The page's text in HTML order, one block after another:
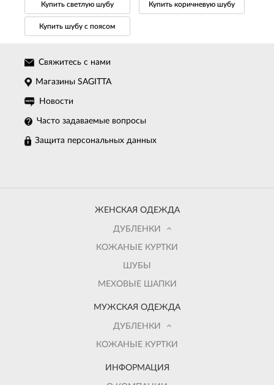
Купить светлую шубу Купить коричневую шубу
Купить шубу с поясом
Свяжитесь с нами
Магазины SAGITTA
Новости
Часто задаваемые вопросы
Защита персональных данных
ЖЕНСКАЯ ОДЕЖДА
ДУБЛЕНКИ
КОЖАНЫЕ КУРТКИ
ШУБЫ
МЕХОВЫЕ ШАПКИ
МУЖСКАЯ ОДЕЖДА
ДУБЛЕНКИ
КОЖАНЫЕ КУРТКИ
ИНФОРМАЦИЯ